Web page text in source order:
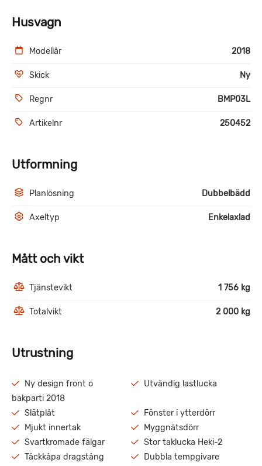
Husvagn
Modellår 2018
Skick Ny
Regnr BMP03L
Artikelnr 250452
Utformning
Planlösning Dubbelbädd
Axeltyp Enkelaxlad
Mått och vikt
Tjänstevikt 1 756 kg
Totalvikt 2 000 kg
Utrustning
Ny design front o
bakparti 2018
Utvändig lastlucka
Slätplåt
Fönster i ytterdörr
Mjukt innertak
Myggnätsdörr
Svartkromade fälgar
Stor taklucka Heki-2
Täckkåpa dragstång
Dubbla tempgivare